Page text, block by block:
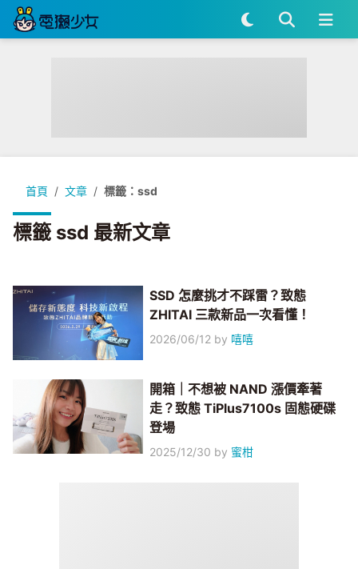
首頁 文章 標籤：ssd
標籤 ssd 最新文章
SSD 怎麼挑才不踩雷？致態
ZHITAI 三款新品一次看懂！
2026/06/12 by 嘻嘻
開箱｜不想被 NAND 漲價牽著
走？致態 TiPlus7100s 固態硬碟
登場
2025/12/30 by 蜜柑